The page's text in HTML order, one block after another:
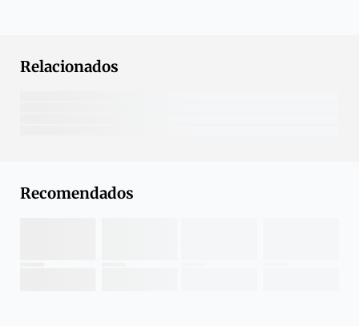
Relacionados
Recomendados